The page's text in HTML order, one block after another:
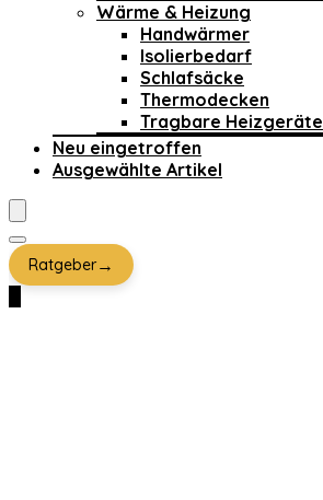
Wärme & Heizung
Handwärmer
Isolierbedarf
Schlafsäcke
Thermodecken
Tragbare Heizgeräte
Neu eingetroffen
Ausgewählte Artikel
Ratgeber→